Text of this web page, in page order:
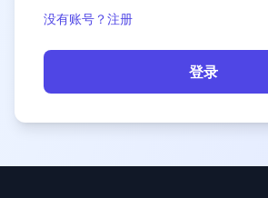
没有账号？注册
登录